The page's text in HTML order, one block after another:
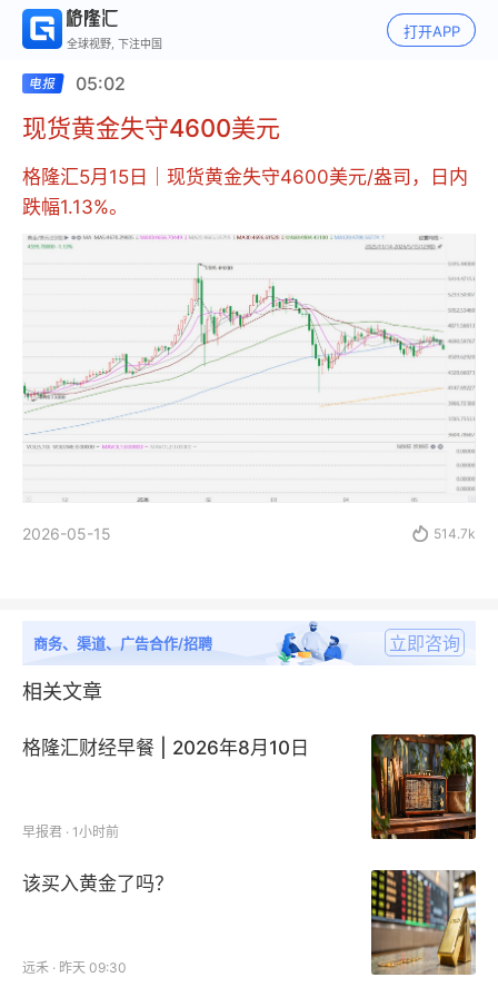
全球视野, 下注中国
打开APP
05:02
现货黄金失守4600美元
格隆汇5月15日｜现货黄金失守4600美元/盎司，日内
跌幅1.13%。
2026-05-15  514.7k
商务、渠道、广告合作/招聘 立即咨询
相关文章
格隆汇财经早餐 | 2026年8月10日
早报君 · 1小时前
该买入黄金了吗？
远禾 · 昨天 09:30